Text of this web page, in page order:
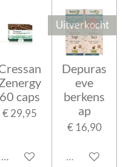
60 caps
€ 29,95
In winkelwagen
Uitverkocht
Depuras
eve
berkens
ap
€ 16,90
Uitverkocht